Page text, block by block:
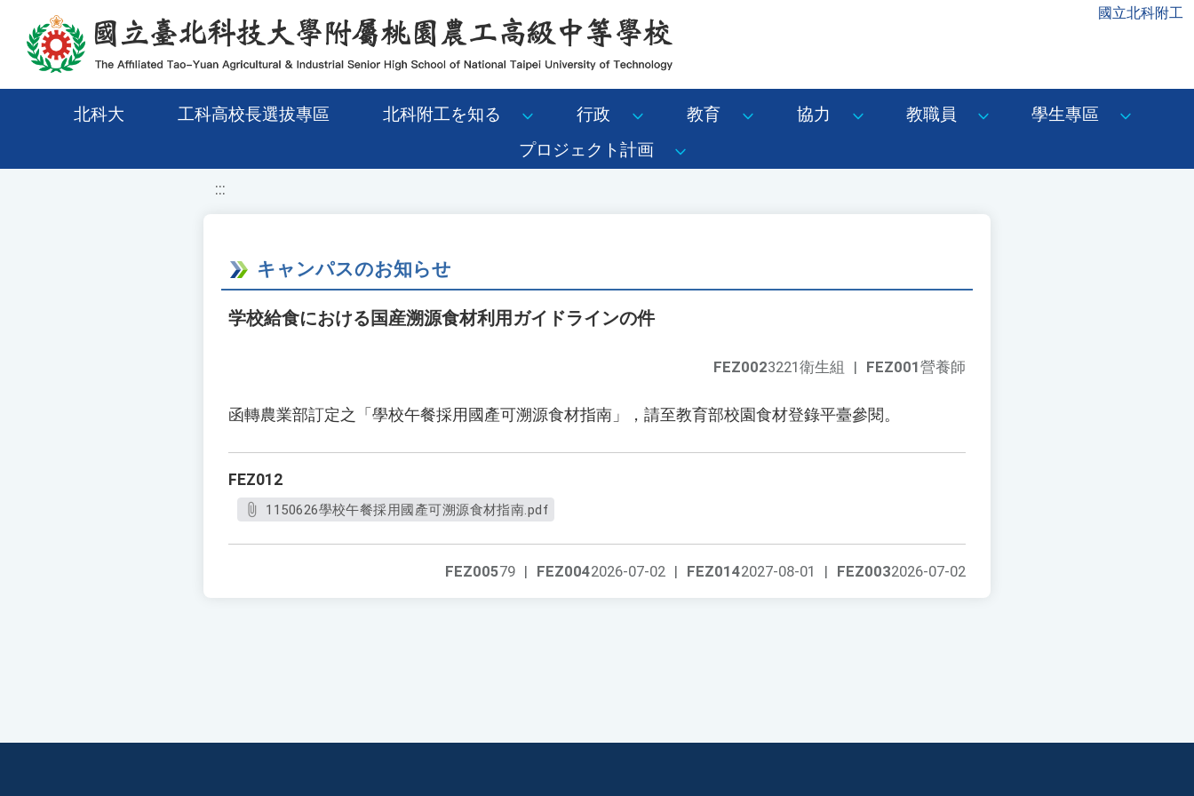
移至網頁之主要內容區位置 國立北科附工
北科大 工科高校長選拔專區 北科附工を知る 行政 教育 協力 教職員
學生專區
プロジェクト計画
:::
キャンパスのお知らせ
学校給食における国産溯源食材利用ガイドラインの件
FEZ001營養師
FEZ0023221衛生組 |
函轉農業部訂定之「學校午餐採用國產可溯源食材指南」，請至教育部校園食材登錄平臺參閱。
FEZ012
1150626學校午餐採用國產可溯源食材指南.pdf
FEZ0032026-07-02
FEZ0142027-08-01 |
FEZ0042026-07-02 |
FEZ00579 |